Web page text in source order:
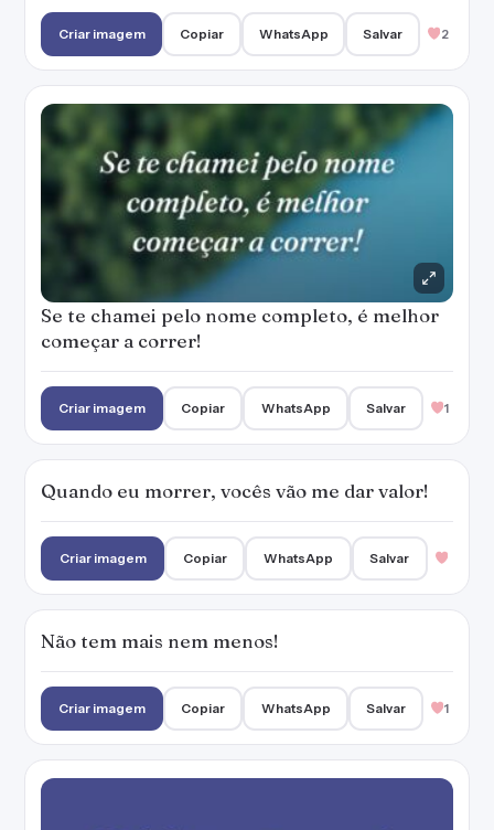
Criar imagem Copiar WhatsApp Salvar 2
Se te chamei pelo nome completo, é melhor
começar a correr!
Criar imagem Copiar WhatsApp Salvar 1
Quando eu morrer, vocês vão me dar valor!
Criar imagem Copiar WhatsApp Salvar
Não tem mais nem menos!
Criar imagem Copiar WhatsApp Salvar 1